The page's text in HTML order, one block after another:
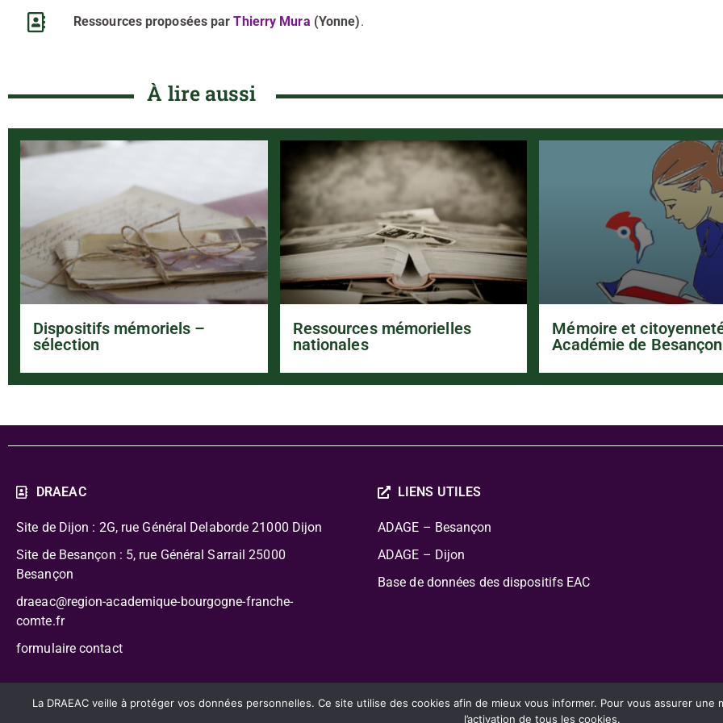
Ressources proposées par Thierry Mura (Yonne).
À lire aussi
Dispositifs mémoriels –
sélection
Ressources mémorielles
nationales
Mémoire et
Académie de Besançon
DRAEAC
Site de Dijon : 2G, rue Général Delaborde 21000 Dijon
Site de Besançon : 5, rue Général Sarrail 25000
Besançon
draeac@region-academique-bourgogne-franche-
comte.fr
formulaire contact
LIENS UTILES
ADAGE – Besançon
ADAGE – Dijon
Base de données des dispositifs EAC
La DRAEAC veille à protéger vos données personnelles. Ce site utilise des cookies afin de mieux vous informer. Pour vous assurer
l’activation de tous les cookies.